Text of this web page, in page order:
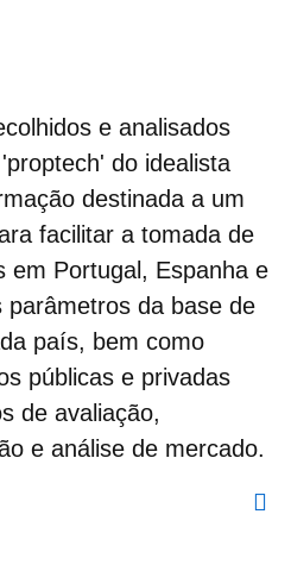
e analisados
do idealista
destinada a um
facilitar a tomada de
em Portugal, Espanha e
parâmetros da base de
país, bem como
públicas e privadas
de avaliação,
e análise de mercado.